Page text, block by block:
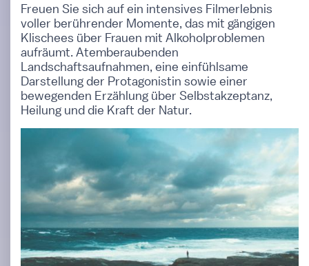
Freuen Sie sich auf ein intensives Filmerlebnis
voller berührender Momente, das mit gängigen
Klischees über Frauen mit Alkoholproblemen
aufräumt. Atemberaubenden
Landschaftsaufnahmen, eine einfühlsame
Darstellung der Protagonistin sowie einer
bewegenden Erzählung über Selbstakzeptanz,
Heilung und die Kraft der Natur.